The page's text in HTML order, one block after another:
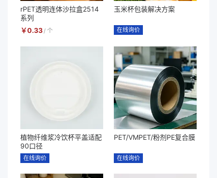
rPET透明连体沙拉盒2514
系列
￥0.33 / 个
玉米杯包装解决方案
在线询价
植物纤维浆冷饮杯平盖适配
90口径
在线询价
PET/VMPET/粉剂PE复合膜
在线询价